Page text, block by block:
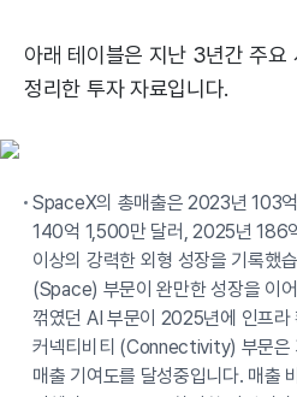
아래 테이블은 지난 3년간 주요
정리한 투자 자료입니다.
SpaceX의 총매출은 2023년 103
140억 1,500만 달러, 2025년 186
이상의 강력한 외형 성장을 기록했
(Space) 부문이 완만한 성장을 이
꺾였던 AI 부문이 2025년에 인프라
커넥티비티 (Connectivity) 부문은
매출 기여도를 달성중입니다. 매출